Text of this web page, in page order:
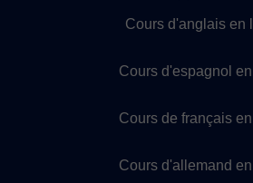
Cours d'anglais en
Cours d'espagnol
Cours de français
Cours d'allemand